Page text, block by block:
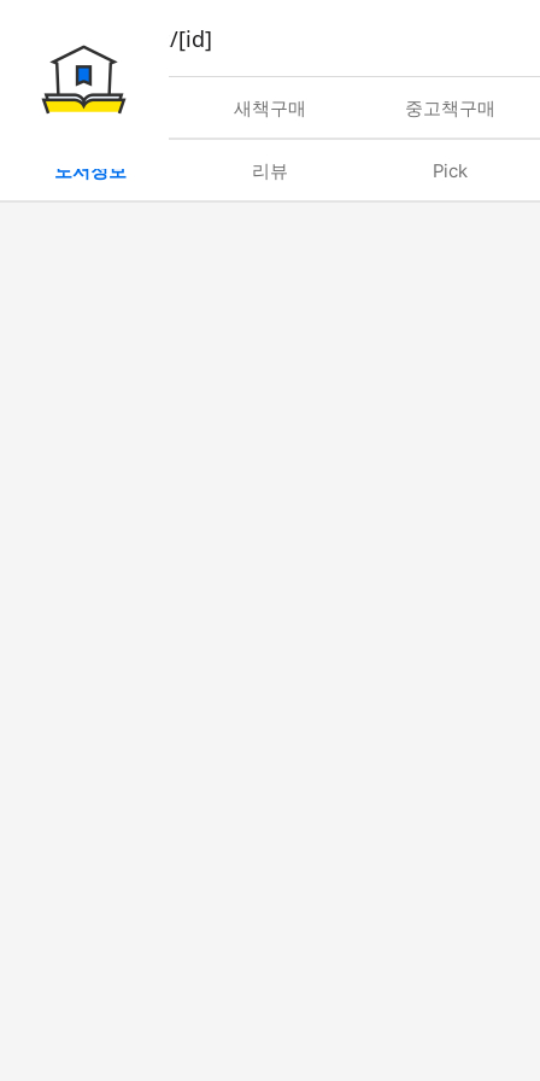
book/rent/[id]
대여 새책구매 중고책구매
도서정보 리뷰 Pick